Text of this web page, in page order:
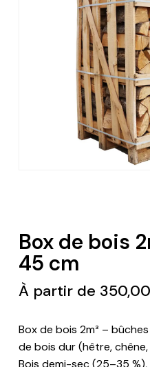
Box de bois
45 cm
À partir de 350,00
Box de bois 2m³ –
de bois dur (hêtre,
Bois demi-sec (25–35